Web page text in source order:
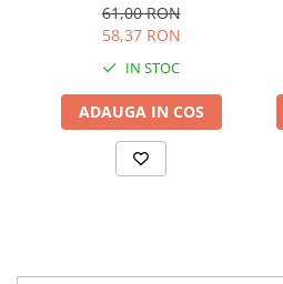
61,00 RON
58,37 RON
IN STOC
ADAUGA IN COS